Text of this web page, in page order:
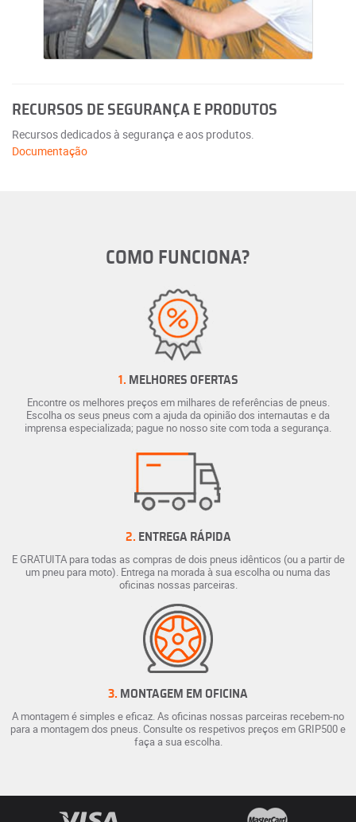
RECURSOS DE SEGURANÇA E PRODUTOS
Recursos dedicados à segurança e aos produtos.
Documentação
COMO FUNCIONA?
1. MELHORES OFERTAS
Encontre os melhores preços em milhares de referências de pneus.
Escolha os seus pneus com a ajuda da opinião dos internautas e da
imprensa especializada; pague no nosso site com toda a segurança.
2. ENTREGA RÁPIDA
E GRATUITA para todas as compras de dois pneus idênticos (ou a partir de
um pneu para moto). Entrega na morada à sua escolha ou numa das
oficinas nossas parceiras.
3. MONTAGEM EM OFICINA
A montagem é simples e eficaz. As oficinas nossas parceiras recebem-no
para a montagem dos pneus. Consulte os respetivos preços em GRIP500 e
faça a sua escolha.